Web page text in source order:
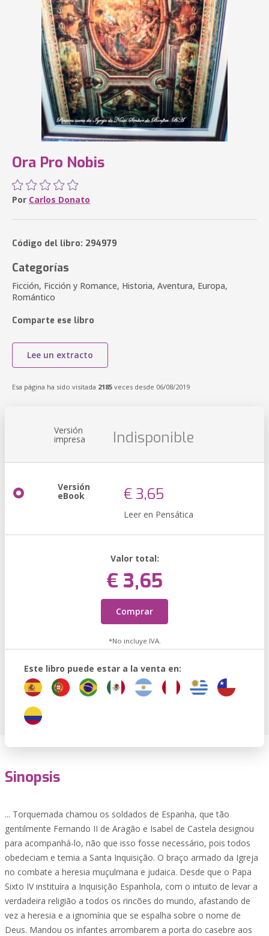
Ora Pro Nobis
Por Carlos Donato
Código del libro: 294979
Categorías
Ficción, Ficción y Romance, Historia, Aventura, Europa,
Romántico
Comparte ese libro
Lee un extracto
Esa página ha sido visitada 2185 veces desde 06/08/2019
Versión
impresa Indisponible
Versión
eBook € 3,65
Leer en Pensática
Valor total:
€ 3,65
Comprar
*No incluye IVA.
Este libro puede estar a la venta en:
Sinopsis
... Torquemada chamou os soldados de Espanha, que tão
gentilmente Fernando II de Aragão e Isabel de Castela designou
para acompanhá-lo, não que isso fosse necessário, pois todos
obedeciam e temia a Santa Inquisição. O braço armado da Igreja
no combate a heresia muçulmana e judaica. Desde que o Papa
Sixto IV instituíra a Inquisição Espanhola, com o intuito de levar a
verdadeira religião a todos os rincões do mundo, afastando de
vez a heresia e a ignomínia que se espalha sobre o nome de
Deus. Mandou os infantes arrombarem a porta do casebre aos